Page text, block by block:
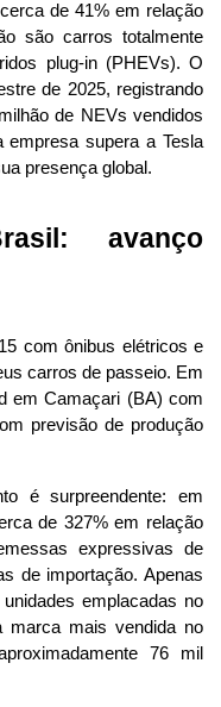
de 41% em relação
são carros totalmente
plug-in (PHEVs). O
de 2025, registrando
de NEVs vendidos
empresa supera a Tesla
presença global.
avanço
com ônibus elétricos e
carros de passeio. Em
em Camaçari (BA) com
previsão de produção
é surpreendente: em
de 327% em relação
expressivas de
de importação. Apenas
emplacadas no
marca mais vendida no
76 mil